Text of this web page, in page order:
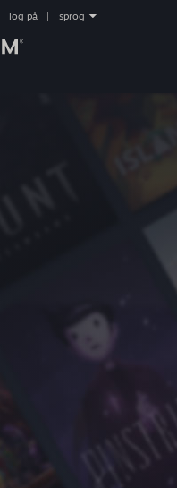
log på sprog